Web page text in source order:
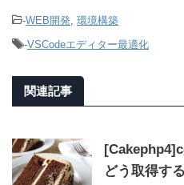
-WEB開発 環境構築
-VSCodeエディター最適化
関連記事
どう取得す